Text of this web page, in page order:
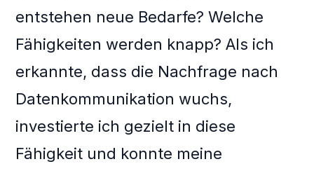
entstehen neue Bedarfe? Welche
Fähigkeiten werden knapp? Als ich
erkannte, dass die Nachfrage nach
Datenkommunikation wuchs,
investierte ich gezielt in diese
Fähigkeit und konnte meine